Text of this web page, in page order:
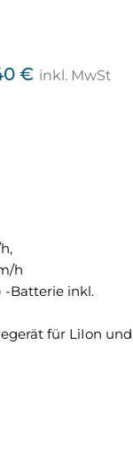
€ inkl. MwSt
h
-Batterie inkl.
für LiIon und